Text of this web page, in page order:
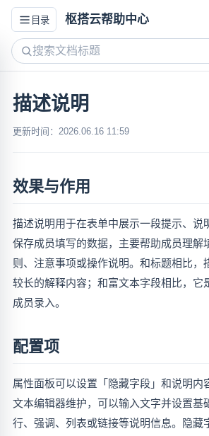
目录 枢搭云帮助中心
描述说明
更新时间：2026.06.16 11:59
效果与作用
描述说明用于在表单中展示一段提示、说
保存成员填写的数据，主要帮助成员理解
则、注意事项或操作说明。和标题相比，
较长的解释内容；和富文本字段相比，它
成员录入。
配置项
属性面板可以设置「隐藏字段」和说明内
文本编辑器维护，可以输入文字并设置基
行、强调、列表或链接等说明信息。隐藏